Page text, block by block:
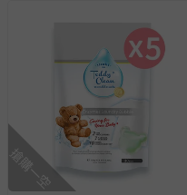
搶購一空